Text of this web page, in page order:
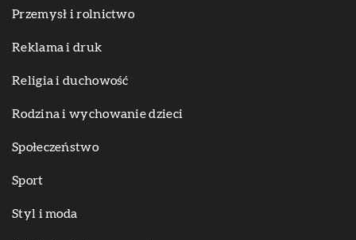
Przemysł i rolnictwo
Reklama i druk
Religia i duchowość
Rodzina i wychowanie dzieci
Społeczeństwo
Sport
Styl i moda